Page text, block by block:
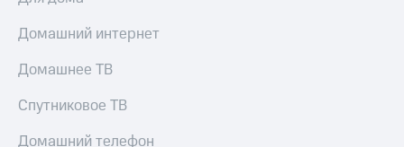
Домашний интернет
Домашнее ТВ
Спутниковое ТВ
Домашний телефон